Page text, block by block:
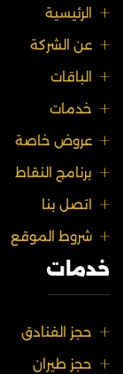
الرئيسية
عن الشركة
الباقات
خدمات
عروض خاصة
برنامج النقاط
اتصل بنا
شروط الموقع
خدمات
حجز الفنادق
حجز طيران